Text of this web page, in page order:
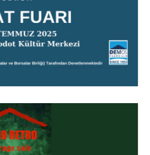
2024
CONTEMPORARY ARTIST